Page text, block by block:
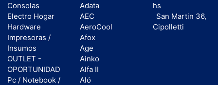
Consolas
Electro Hogar
Hardware
Impresoras /
Insumos
OUTLET -
OPORTUNIDAD
Pc / Notebook /
Adata
AEC
AeroCool
Afox
Age
Ainko
Alfa II
Aló
hs
San Martin 36,
Cipolletti